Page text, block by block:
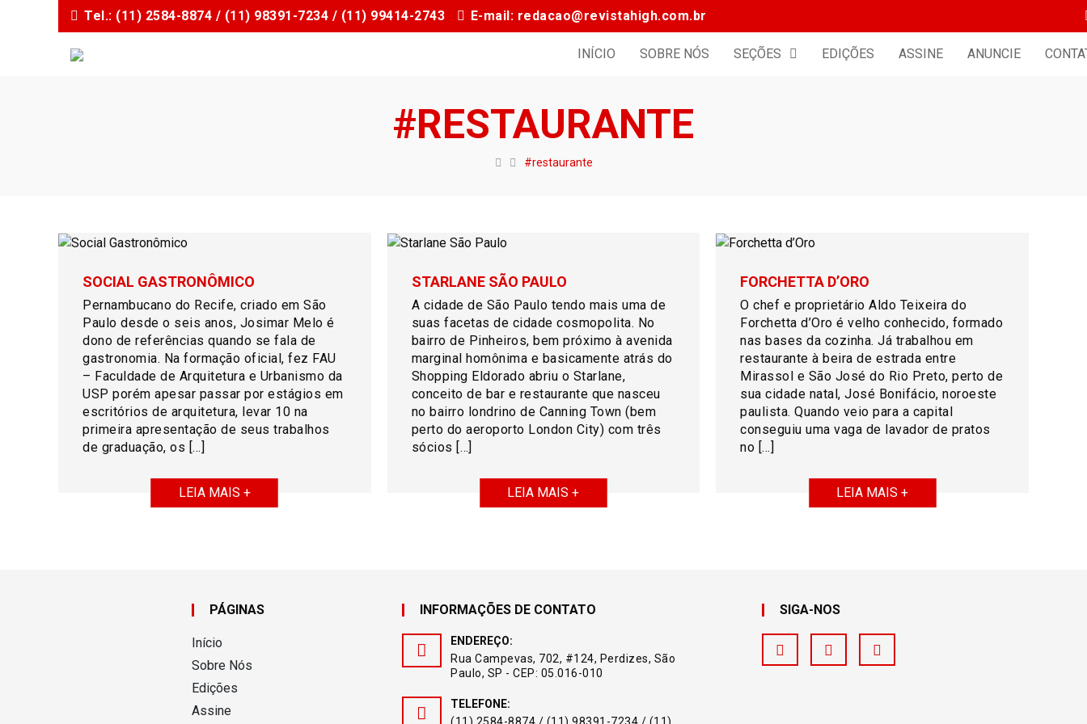
Tel.: (11) 2584-8874 / (11) 98391-7234 / (11) 99414-2743 E-mail: redacao@revistahigh.com.br
INÍCIO SOBRE NÓS SEÇÕES EDIÇÕES ASSINE ANUNCIE
#RESTAURANTE
#restaurante
SOCIAL GASTRONÔMICO
Pernambucano do Recife, criado em São
Paulo desde o seis anos, Josimar Melo é
dono de referências quando se fala de
gastronomia. Na formação oficial, fez FAU
– Faculdade de Arquitetura e Urbanismo da
USP porém apesar passar por estágios em
escritórios de arquitetura, levar 10 na
primeira apresentação de seus trabalhos
de graduação, os […]
LEIA MAIS +
STARLANE SÃO PAULO
A cidade de São Paulo tendo mais uma de
suas facetas de cidade cosmopolita. No
bairro de Pinheiros, bem próximo à avenida
marginal homônima e basicamente atrás do
Shopping Eldorado abriu o Starlane,
conceito de bar e restaurante que nasceu
no bairro londrino de Canning Town (bem
perto do aeroporto London City) com três
sócios […]
LEIA MAIS +
FORCHETTA D’ORO
O chef e proprietário Aldo Teixeira do
Forchetta d’Oro é velho conhecido, formado
nas bases da cozinha. Já trabalhou em
restaurante à beira de estrada entre
Mirassol e São José do Rio Preto, perto de
sua cidade natal, José Bonifácio, noroeste
paulista. Quando veio para a capital
conseguiu uma vaga de lavador de pratos
no […]
LEIA MAIS +
PÁGINAS
Início
Sobre Nós
Edições
Assine
INFORMAÇÕES DE CONTATO
ENDEREÇO:
Rua Campevas, 702, #124, Perdizes, São
Paulo, SP - CEP: 05.016-010
TELEFONE:
SIGA-NOS